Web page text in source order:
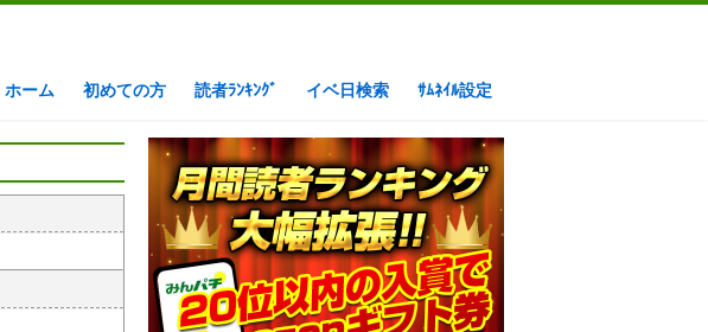
ホーム 初めての方 読者ﾗﾝｷﾝｸﾞ イベ日検索 ｻﾑﾈｲﾙ設定